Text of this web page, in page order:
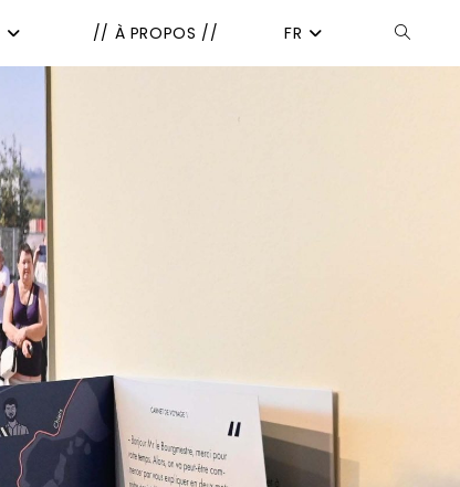
// À PROPOS // FR